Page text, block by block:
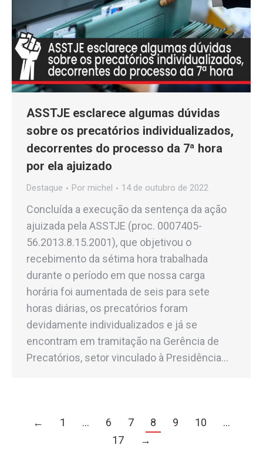
ASSTJE esclarece algumas dúvidas
sobre os precatórios individualizados,
decorrentes do processo da 7ª hora
por ela ajuizado
Destaque Por michel 14 de outubro de 2022
Concluída a execução da sentença da ação
ajuizada pela ASSTJE (proc. 0007405-
56.2013.8.15.2001), que objetivou o
recebimento da sétima hora trabalhada
durante o período em que nossa carga
horária foi aumentada de seis para sete
horas diárias, os precatórios foram
devidamente individualizados e já se
encontram em tramitação na Gerência de
Precatórios, setor vinculado à Presidência…
← 1 … 6 7 8 9 10
…
17
→